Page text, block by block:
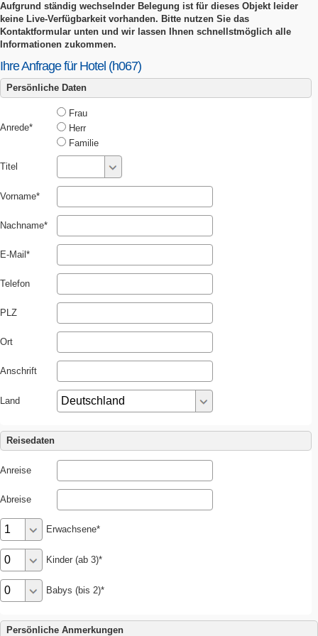
Aufgrund ständig wechselnder Belegung ist für dieses Objekt leider
keine Live-Verfügbarkeit vorhanden. Bitte nutzen Sie das
Kontaktformular unten und wir lassen Ihnen schnellstmöglich alle
Informationen zukommen.
Ihre Anfrage für Hotel (h067)
Persönliche Daten
Anrede
Frau
Herr
Familie
Titel
Vorname
Nachname
E-Mail
Telefon
PLZ
Ort
Anschrift
Land
Reisedaten
Anreise
Abreise
Erwachsene
Kinder (ab 3)
Babys (bis 2)
Persönliche Anmerkungen